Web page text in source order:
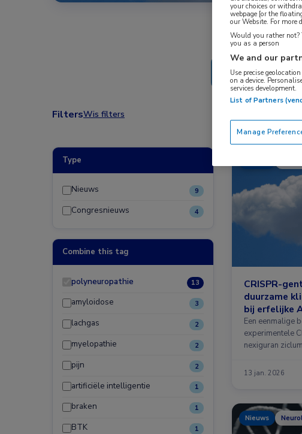
FiltersWis filters
Type
Nieuws 9
Congresnieuws 4
Combine this tag
polyneuropathie 13
amyloidose 3
lachgas 2
myelopathie 2
pijn 2
artificiële intelligentie 1
braken 1
BTK 1
CRISPR-
duurzame
bij erfelijke
Een eenmalige
experimentele
nexiguran
13 jan. 2026
Nieuws
your choices or
webpage [or the
our Website. For more
Would you rather not?
you as a person
We and our
Use precise
on a device.
services development.
List of Partners
Manage